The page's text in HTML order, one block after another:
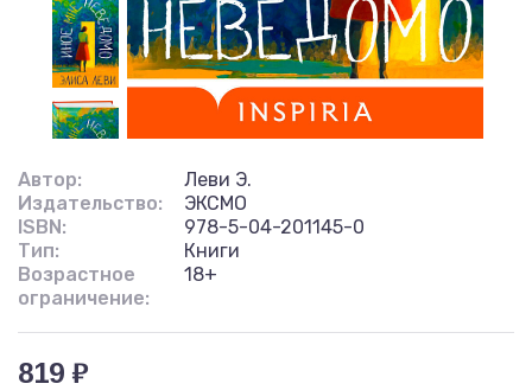
Автор:
Леви Э.
Издательство:
ЭКСМО
ISBN:
978-5-04-201145-0
Тип:
Книги
Возрастное
ограничение:
18+
819 ₽